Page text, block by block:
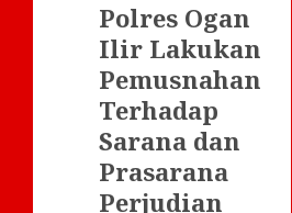
Polres Ogan
Ilir Lakukan
Pemusnahan
Terhadap
Sarana dan
Prasarana
Perjudian